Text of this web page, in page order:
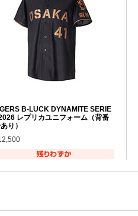
B-LUCK DYNAMITE SERIE
レプリカユニフォーム（背番
り）